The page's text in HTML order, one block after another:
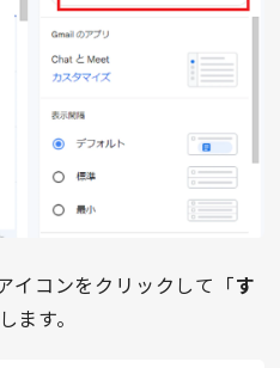
イコンをクリックして「す
ます。